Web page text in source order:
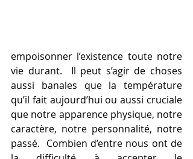
empoisonner l’existence toute notre
vie durant.  Il peut s’agir de choses
aussi banales que la température
qu’il fait aujourd’hui ou aussi cruciale
que notre apparence physique, notre
caractère, notre personnalité, notre
passé.  Combien d’entre nous ont de